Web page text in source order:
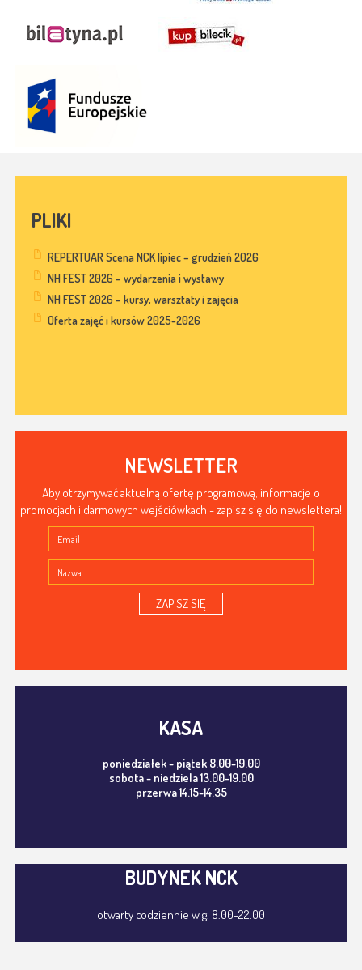
PLIKI
REPERTUAR Scena NCK lipiec – grudzień 2026
NH FEST 2026 – wydarzenia i wystawy
NH FEST 2026 – kursy, warsztaty i zajęcia
Oferta zajęć i kursów 2025-2026
NEWSLETTER
Aby otrzymywać aktualną ofertę programową, informacje o
promocjach i darmowych wejściówkach - zapisz się do newslettera!
ZAPISZ SIĘ
KASA
poniedziałek - piątek 8.00-19.00
sobota - niedziela 13.00-19.00
przerwa 14.15-14.35
BUDYNEK NCK
otwarty codziennie w g. 8.00-22.00